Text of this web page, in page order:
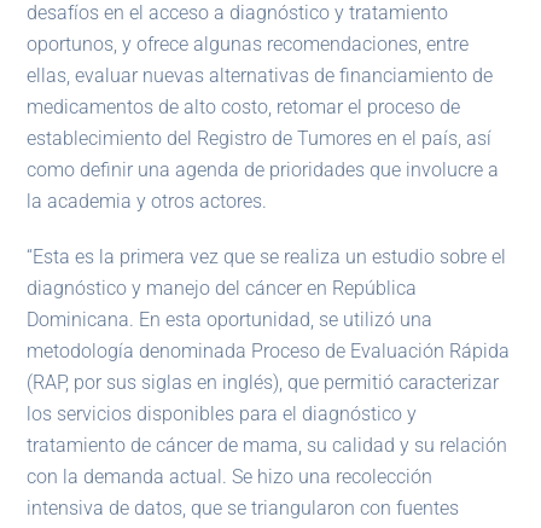
desafíos en el acceso a diagnóstico y tratamiento
oportunos, y ofrece algunas recomendaciones, entre
ellas, evaluar nuevas alternativas de financiamiento de
medicamentos de alto costo, retomar el proceso de
establecimiento del Registro de Tumores en el país, así
como definir una agenda de prioridades que involucre a
la academia y otros actores.
“Esta es la primera vez que se realiza un estudio sobre el
diagnóstico y manejo del cáncer en República
Dominicana. En esta oportunidad, se utilizó una
metodología denominada Proceso de Evaluación Rápida
(RAP, por sus siglas en inglés), que permitió caracterizar
los servicios disponibles para el diagnóstico y
tratamiento de cáncer de mama, su calidad y su relación
con la demanda actual. Se hizo una recolección
intensiva de datos, que se triangularon con fuentes